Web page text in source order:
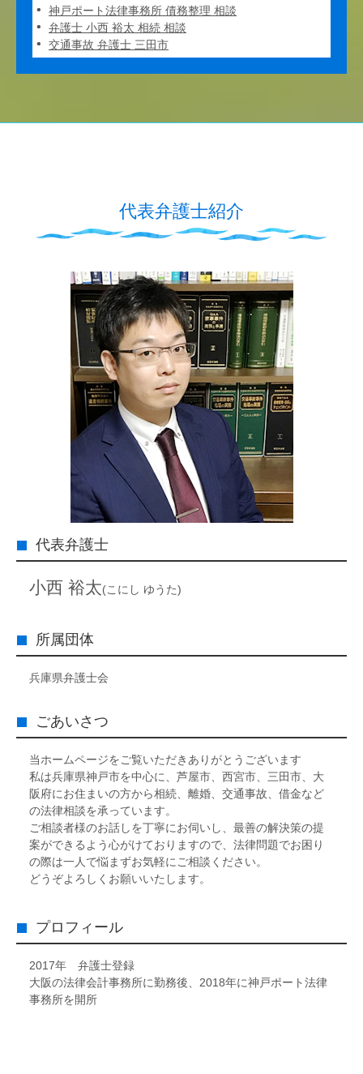
神戸ポート法律事務所 債務整理 相談
弁護士 小西 裕太 相続 相談
交通事故 弁護士 三田市
代表弁護士紹介
代表弁護士
小西 裕太(こにし ゆうた)
所属団体
兵庫県弁護士会
ごあいさつ
当ホームページをご覧いただきありがとうございます
私は兵庫県神戸市を中心に、芦屋市、西宮市、三田市、大
阪府にお住まいの方から相続、離婚、交通事故、借金など
の法律相談を承っています。
ご相談者様のお話しを丁寧にお伺いし、最善の解決策の提
案ができるよう心がけておりますので、法律問題でお困り
の際は一人で悩まずお気軽にご相談ください。
どうぞよろしくお願いいたします。
プロフィール
2017年 弁護士登録
大阪の法律会計事務所に勤務後、2018年に神戸ポート法律
事務所を開所